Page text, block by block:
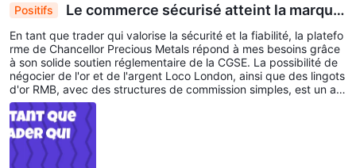
Positifs
Le commerce sécurisé atteint la marque
: Plateforme soutenue par CGSE pour les métaux
précieux
En tant que trader qui valorise la sécurité et la fiabilité, la platefo
rme de Chancellor Precious Metals répond à mes besoins grâce
à son solide soutien réglementaire de la CGSE. La possibilité de
négocier de l'or et de l'argent Loco London, ainsi que des lingots
d'or RMB, avec des structures de commission simples, est un av
antage pour les traders conservateurs comme moi. L'interface M
T4 de la plateforme offre des outils de graphiques robustes et u
ne exécution d'ordres efficace, idéale pour effectuer des transa
ctions précises. Bien que la gamme de produits soit quelque peu
limitée, les ressources pédagogiques et les analyses de marché